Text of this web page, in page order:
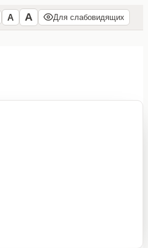
А А Для слабовидящих